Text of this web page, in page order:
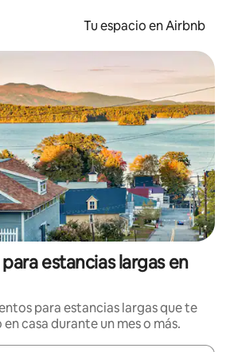
Tu espacio en Airbnb
estancias largas en
para estancias largas que te
casa durante un mes o más.